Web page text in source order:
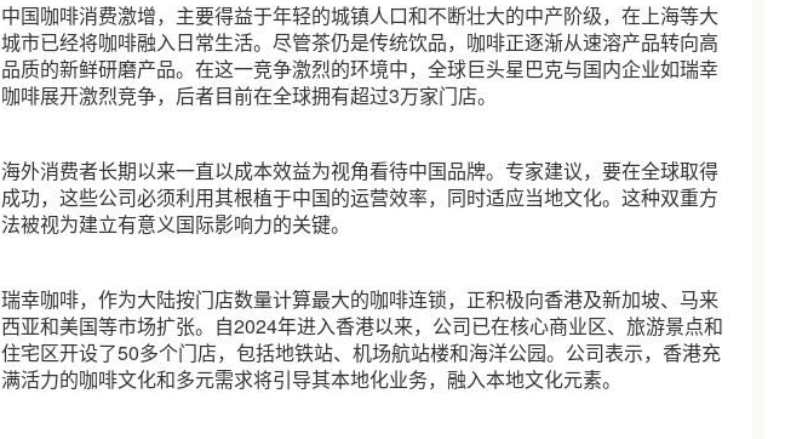
中国咖啡消费激增，主要得益于年轻的城镇人口和不断壮大的中产阶级，在上海等大
城市已经将咖啡融入日常生活。尽管茶仍是传统饮品，咖啡正逐渐从速溶产品转向高
品质的新鲜研磨产品。在这一竞争激烈的环境中，全球巨头星巴克与国内企业如瑞幸
咖啡展开激烈竞争，后者目前在全球拥有超过3万家门店。
海外消费者长期以来一直以成本效益为视角看待中国品牌。专家建议，要在全球取得
成功，这些公司必须利用其根植于中国的运营效率，同时适应当地文化。这种双重方
法被视为建立有意义国际影响力的关键。
瑞幸咖啡，作为大陆按门店数量计算最大的咖啡连锁，正积极向香港及新加坡、马来
西亚和美国等市场扩张。自2024年进入香港以来，公司已在核心商业区、旅游景点和
住宅区开设了50多个门店，包括地铁站、机场航站楼和海洋公园。公司表示，香港充
满活力的咖啡文化和多元需求将引导其本地化业务，融入本地文化元素。